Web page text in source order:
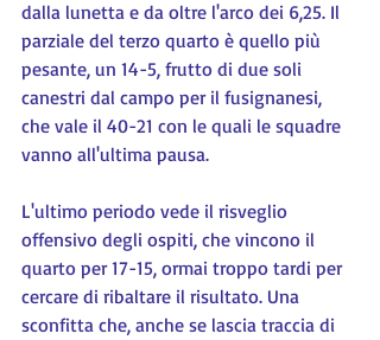
dalla lunetta e da oltre l'arco dei 6,25. Il
parziale del terzo quarto è quello più
pesante, un 14-5, frutto di due soli
canestri dal campo per il fusignanesi,
che vale il 40-21 con le quali le squadre
vanno all'ultima pausa.
L'ultimo periodo vede il risveglio
offensivo degli ospiti, che vincono il
quarto per 17-15, ormai troppo tardi per
cercare di ribaltare il risultato. Una
sconfitta che, anche se lascia traccia di